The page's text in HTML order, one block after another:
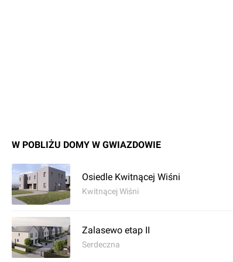
W POBLIŻU DOMY W GWIAZDOWIE
Osiedle Kwitnącej Wiśni
Kwitnącej Wiśni
Zalasewo etap II
Serdeczna